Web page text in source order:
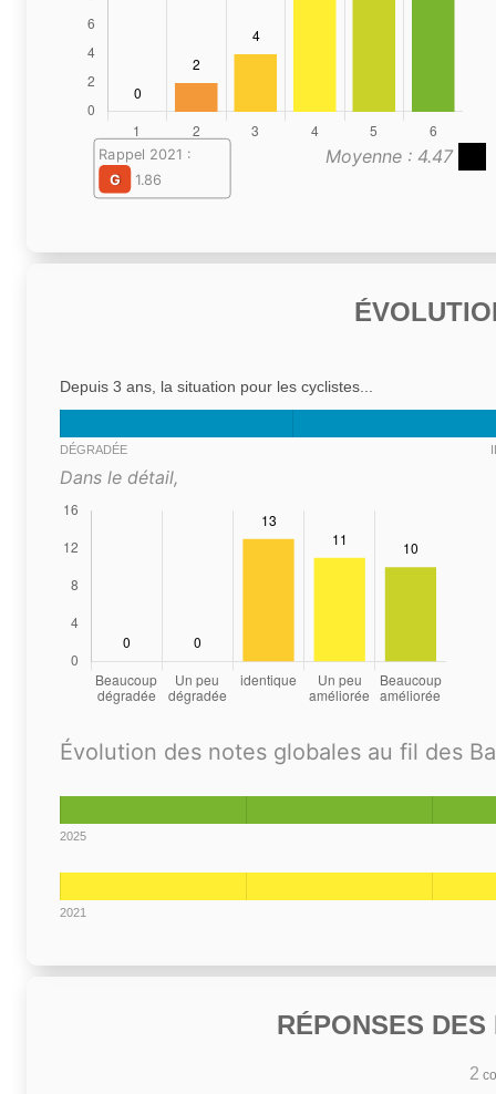
Moyenne : 4.47
Rappel 2021 :
G
1.86
Depuis 3 ans, la situation pour les cyclistes...
DÉGRADÉE
Dans le détail,
Évolution des notes globales au fil des
2025
2021
RÉPONSES
2